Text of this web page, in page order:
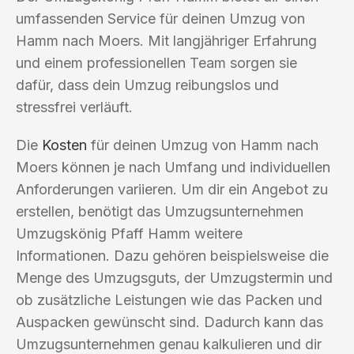
umfassenden Service für deinen Umzug von
Hamm nach Moers. Mit langjähriger Erfahrung
und einem professionellen Team sorgen sie
dafür, dass dein Umzug reibungslos und
stressfrei verläuft.
Die Kosten für deinen Umzug von Hamm nach
Moers können je nach Umfang und individuellen
Anforderungen variieren. Um dir ein Angebot zu
erstellen, benötigt das Umzugsunternehmen
Umzugskönig Pfaff Hamm weitere
Informationen. Dazu gehören beispielsweise die
Menge des Umzugsguts, der Umzugstermin und
ob zusätzliche Leistungen wie das Packen und
Auspacken gewünscht sind. Dadurch kann das
Umzugsunternehmen genau kalkulieren und dir